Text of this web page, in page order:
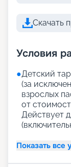
Скачать
Условия
●Детский
(за
взрослых
от
Действует
Показать все